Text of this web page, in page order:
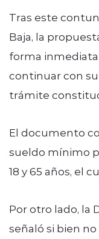
Tras este
Baja, la
forma inmediata
continuar con
trámite
El documento
sueldo mínimo
18 y 65 años, el
Por otro lado, la
señaló si bien